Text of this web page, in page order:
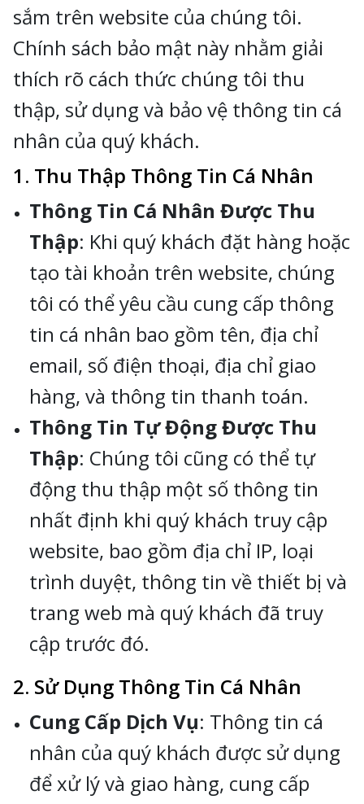
sắm trên website của chúng tôi.
Chính sách bảo mật này nhằm giải
thích rõ cách thức chúng tôi thu
thập, sử dụng và bảo vệ thông tin cá
nhân của quý khách.
1. Thu Thập Thông Tin Cá Nhân
Thông Tin Cá Nhân Được Thu
Thập: Khi quý khách đặt hàng hoặc
tạo tài khoản trên website, chúng
tôi có thể yêu cầu cung cấp thông
tin cá nhân bao gồm tên, địa chỉ
email, số điện thoại, địa chỉ giao
hàng, và thông tin thanh toán.
Thông Tin Tự Động Được Thu
Thập: Chúng tôi cũng có thể tự
động thu thập một số thông tin
nhất định khi quý khách truy cập
website, bao gồm địa chỉ IP, loại
trình duyệt, thông tin về thiết bị và
trang web mà quý khách đã truy
cập trước đó.
2. Sử Dụng Thông Tin Cá Nhân
Cung Cấp Dịch Vụ: Thông tin cá
nhân của quý khách được sử dụng
để xử lý và giao hàng, cung cấp